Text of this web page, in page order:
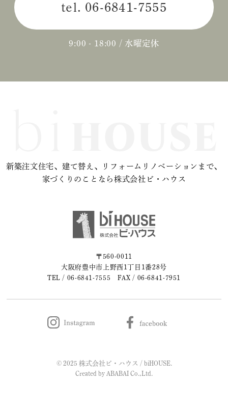
tel. 06-6841-7555
9:00 - 18:00 / 水曜定休
新築注文住宅、建て替え、リフォームリノベーションまで、
家づくりのことなら株式会社ビ・ハウス
〒560-0011
大阪府豊中市上野西1丁目1番28号
TEL / 06-6841-7555 FAX / 06-6841-7951
© 2025 株式会社ビ・ハウス / biHOUSE.
Created by ABABAI Co.,Ltd.